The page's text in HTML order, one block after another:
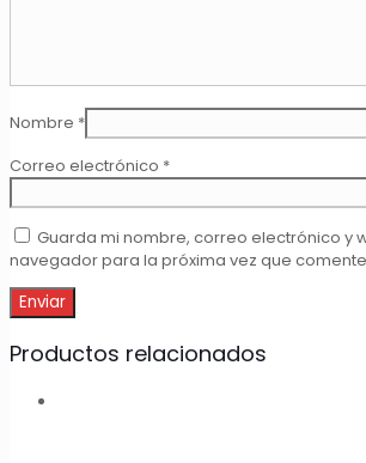
Nombre *
Correo electrónico *
Guarda mi nombre, correo electrónico y
navegador para la próxima vez que
Productos relacionados